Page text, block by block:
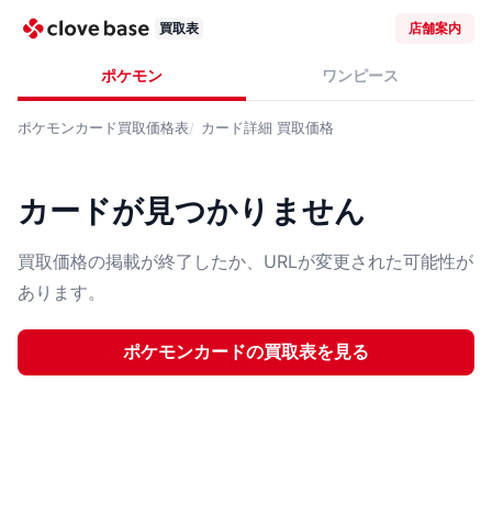
買取表 店舗案内
ポケモン ワンピース
ポケモンカード買取価格表 カード詳細 買取価格
カードが見つかりません
買取価格の掲載が終了したか、URLが変更された可能性が
あります。
ポケモンカードの買取表を見る